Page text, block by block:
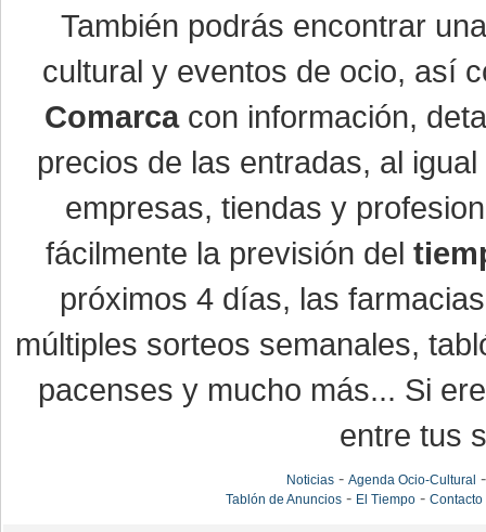
También podrás encontrar
cultural y eventos de ocio, así
Comarcacon información,
precios de las entradas, al
empresas, tiendas y
fácilmente la previsión del
próximos 4 días, las
múltiples sorteos semanales,
pacenses y mucho más... Si
entre tus
Noticias- Agenda Ocio-Cultural
Tablón de Anuncios- El Tiempo- Contacto